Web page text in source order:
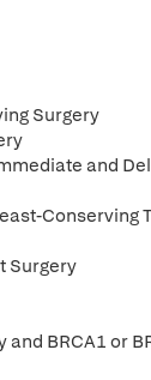
Surgery
and
Conserving
Surgery
BRCA1 or